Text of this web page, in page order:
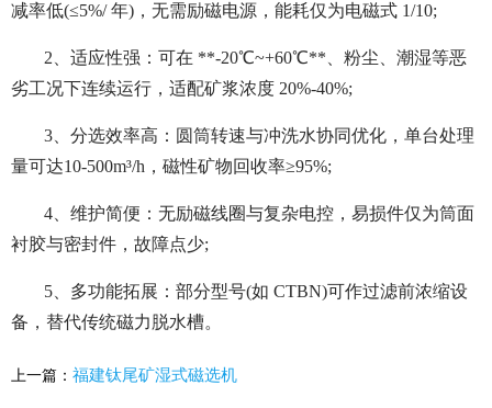
减率低(≤5%/ 年)，无需励磁电源，能耗仅为电磁式 1/10;
2、适应性强：可在 **-20℃~+60℃**、粉尘、潮湿等恶
劣工况下连续运行，适配矿浆浓度 20%-40%;
3、分选效率高：圆筒转速与冲洗水协同优化，单台处理
量可达10-500m³/h，磁性矿物回收率≥95%;
4、维护简便：无励磁线圈与复杂电控，易损件仅为筒面
衬胶与密封件，故障点少;
5、多功能拓展：部分型号(如 CTBN)可作过滤前浓缩设
备，替代传统磁力脱水槽。
上一篇： 福建钛尾矿湿式磁选机